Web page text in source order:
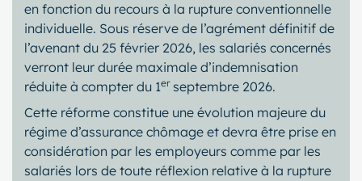
en fonction du recours à la rupture conventionnelle
individuelle. Sous réserve de l’agrément définitif de
l’avenant du 25 février 2026, les salariés concernés
verront leur durée maximale d’indemnisation
réduite à compter du 1erseptembre 2026.
Cette réforme constitue une évolution majeure du
régime d’assurance chômage et devra être prise en
considération par les employeurs comme par les
salariés lors de toute réflexion relative à la rupture